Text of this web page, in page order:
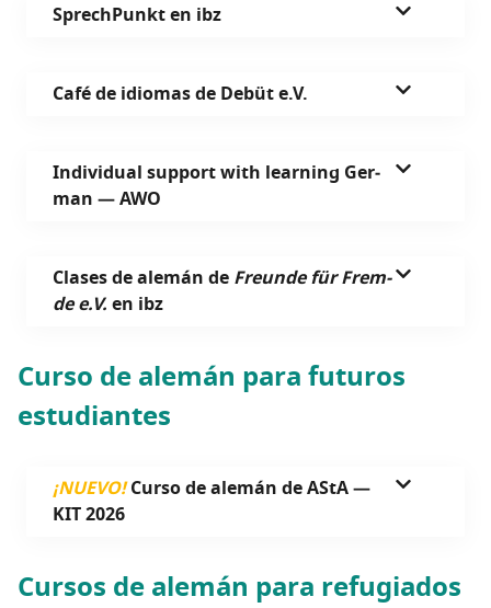
Sprech­Punkt en ibz
Café de idio­mas de Debüt e.V.
Indi­vi­dual sup­port with lear­ning Ger­
man — AWO
Cla­ses de ale­mán de Freun­de für Frem­
de e.V. en ibz
Cur­so de ale­mán para futu­ros
estudiantes
¡NUEVO!Cur­so de ale­mán de AStA —
KIT 2026
Cur­sos de ale­mán para refugiados